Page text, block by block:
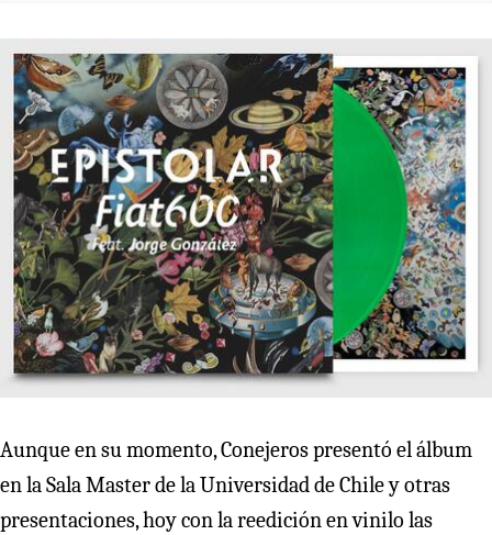
Aunque en su momento, Conejeros presentó el álbum
en la Sala Master de la Universidad de Chile y otras
presentaciones, hoy con la reedición en vinilo las